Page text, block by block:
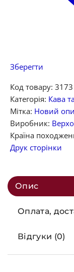
Зберегти
Код товару: 3173
Категорія: Кава
Мітка: Новий
Виробник:
Країна
Друк сторінки
Опис
Оплата,
Відгуки (0)